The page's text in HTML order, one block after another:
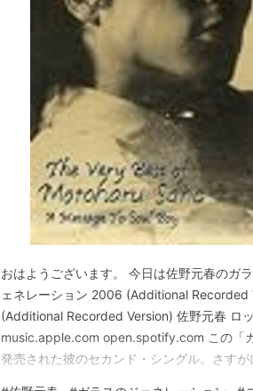
おはようございます。 今日は佐野元春のガ
ェネレーション 2006 (Additional
(Additional Recorded Version) 佐野元春
music.apple.com open.spotify.com この「
発売された彼のセカンド・シングル。さす